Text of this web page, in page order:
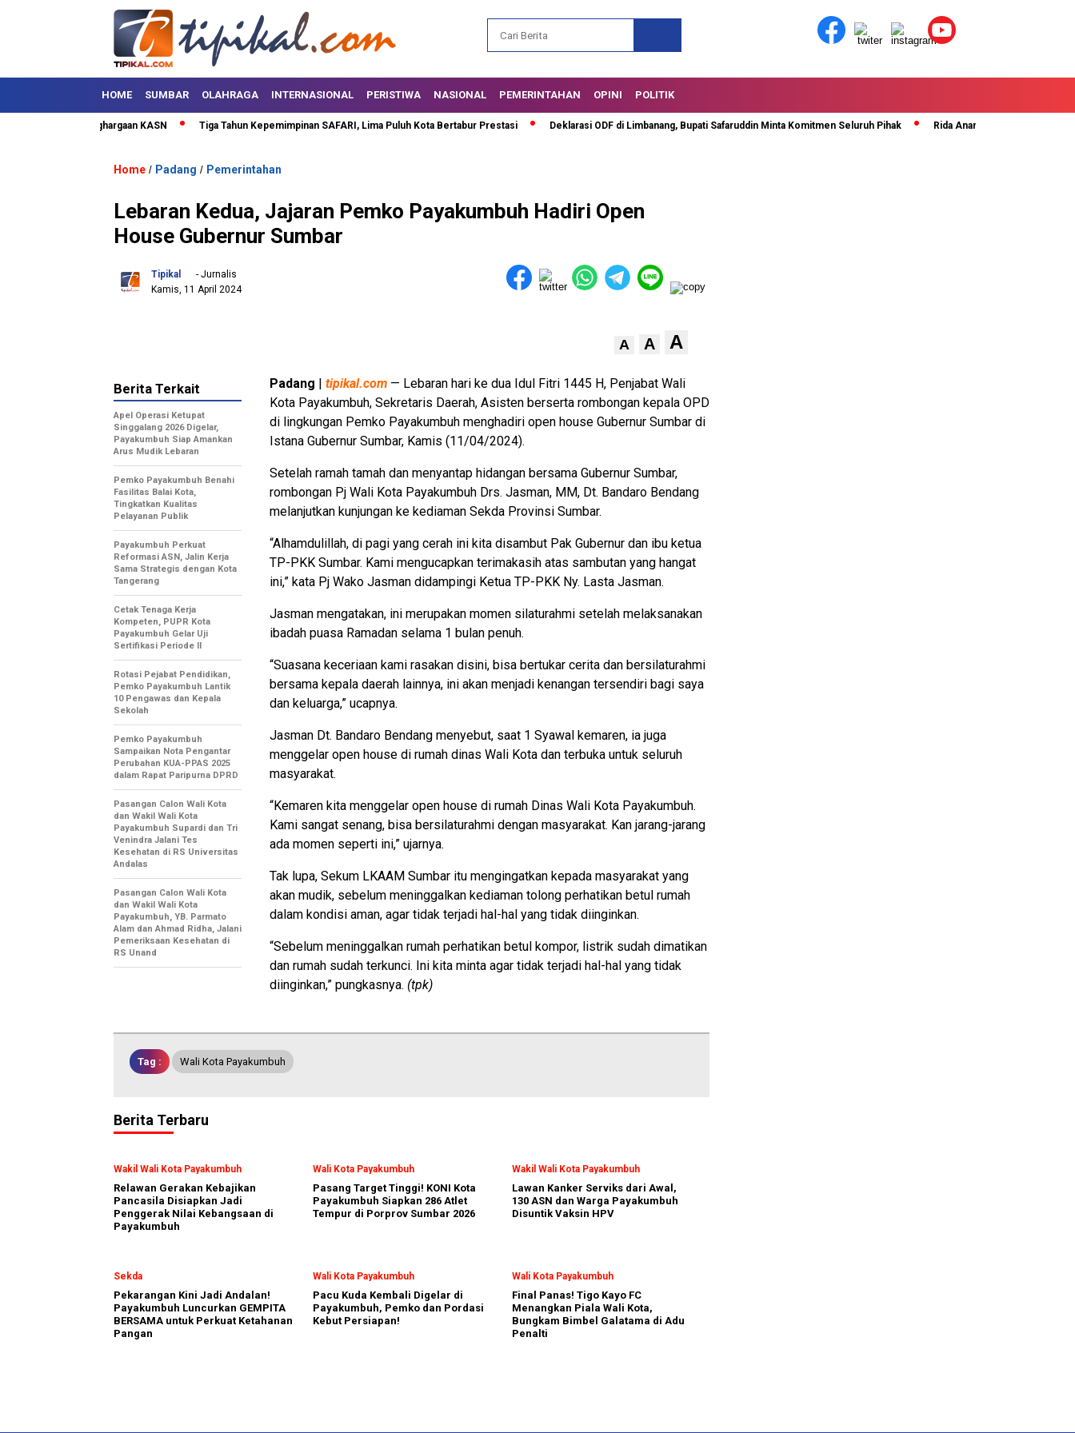
HOME SUMBAR OLAHRAGA INTERNASIONAL PERISTIWA NASIONAL PEMERINTAHAN OPINI POLITIK
Terima Penghargaan KASN Tiga Tahun Kepemimpinan SAFARI, Lima Puluh Kota Bertabur Prestasi Deklarasi ODF di Limbanang, Bupati Safaruddin Minta Komitmen Seluruh Pihak Rida Ananda Di Kukuhkan Sebagai
Home / Padang / Pemerintahan
Lebaran Kedua, Jajaran Pemko Payakumbuh Hadiri Open
House Gubernur Sumbar
Tipikal
- Jurnalis
Kamis, 11 April 2024
A A A
Padang | tipikal.com — Lebaran hari ke dua Idul Fitri 1445 H, Penjabat Wali
Kota Payakumbuh, Sekretaris Daerah, Asisten berserta rombongan kepala OPD
di lingkungan Pemko Payakumbuh menghadiri open house Gubernur Sumbar di
Istana Gubernur Sumbar, Kamis (11/04/2024).
Setelah ramah tamah dan menyantap hidangan bersama Gubernur Sumbar,
rombongan Pj Wali Kota Payakumbuh Drs. Jasman, MM, Dt. Bandaro Bendang
melanjutkan kunjungan ke kediaman Sekda Provinsi Sumbar.
“Alhamdulillah, di pagi yang cerah ini kita disambut Pak Gubernur dan ibu ketua
TP-PKK Sumbar. Kami mengucapkan terimakasih atas sambutan yang hangat
ini,” kata Pj Wako Jasman didampingi Ketua TP-PKK Ny. Lasta Jasman.
Jasman mengatakan, ini merupakan momen silaturahmi setelah melaksanakan
ibadah puasa Ramadan selama 1 bulan penuh.
“Suasana keceriaan kami rasakan disini, bisa bertukar cerita dan bersilaturahmi
bersama kepala daerah lainnya, ini akan menjadi kenangan tersendiri bagi saya
dan keluarga,” ucapnya.
Jasman Dt. Bandaro Bendang menyebut, saat 1 Syawal kemaren, ia juga
menggelar open house di rumah dinas Wali Kota dan terbuka untuk seluruh
masyarakat.
“Kemaren kita menggelar open house di rumah Dinas Wali Kota Payakumbuh.
Kami sangat senang, bisa bersilaturahmi dengan masyarakat. Kan jarang-jarang
ada momen seperti ini,” ujarnya.
Tak lupa, Sekum LKAAM Sumbar itu mengingatkan kepada masyarakat yang
akan mudik, sebelum meninggalkan kediaman tolong perhatikan betul rumah
dalam kondisi aman, agar tidak terjadi hal-hal yang tidak diinginkan.
“Sebelum meninggalkan rumah perhatikan betul kompor, listrik sudah dimatikan
dan rumah sudah terkunci. Ini kita minta agar tidak terjadi hal-hal yang tidak
diinginkan,” pungkasnya. (tpk)
Berita Terkait
Apel Operasi Ketupat
Singgalang 2026 Digelar,
Payakumbuh Siap Amankan
Arus Mudik Lebaran
Pemko Payakumbuh Benahi
Fasilitas Balai Kota,
Tingkatkan Kualitas
Pelayanan Publik
Payakumbuh Perkuat
Reformasi ASN, Jalin Kerja
Sama Strategis dengan Kota
Tangerang
Cetak Tenaga Kerja
Kompeten, PUPR Kota
Payakumbuh Gelar Uji
Sertifikasi Periode II
Rotasi Pejabat Pendidikan,
Pemko Payakumbuh Lantik
10 Pengawas dan Kepala
Sekolah
Pemko Payakumbuh
Sampaikan Nota Pengantar
Perubahan KUA-PPAS 2025
dalam Rapat Paripurna DPRD
Pasangan Calon Wali Kota
dan Wakil Wali Kota
Payakumbuh Supardi dan Tri
Venindra Jalani Tes
Kesehatan di RS Universitas
Andalas
Pasangan Calon Wali Kota
dan Wakil Wali Kota
Payakumbuh, YB. Parmato
Alam dan Ahmad Ridha, Jalani
Pemeriksaan Kesehatan di
RS Unand
Tag : Wali Kota Payakumbuh
Berita Terbaru
Wakil Wali Kota Payakumbuh
Relawan Gerakan Kebajikan
Pancasila Disiapkan Jadi
Penggerak Nilai Kebangsaan di
Payakumbuh
Wali Kota Payakumbuh
Pasang Target Tinggi! KONI Kota
Payakumbuh Siapkan 286 Atlet
Tempur di Porprov Sumbar 2026
Wakil Wali Kota Payakumbuh
Lawan Kanker Serviks dari Awal,
130 ASN dan Warga Payakumbuh
Disuntik Vaksin HPV
Sekda
Pekarangan Kini Jadi Andalan!
Payakumbuh Luncurkan GEMPITA
BERSAMA untuk Perkuat Ketahanan
Pangan
Wali Kota Payakumbuh
Pacu Kuda Kembali Digelar di
Payakumbuh, Pemko dan Pordasi
Kebut Persiapan!
Wali Kota Payakumbuh
Final Panas! Tigo Kayo FC
Menangkan Piala Wali Kota,
Bungkam Bimbel Galatama di Adu
Penalti